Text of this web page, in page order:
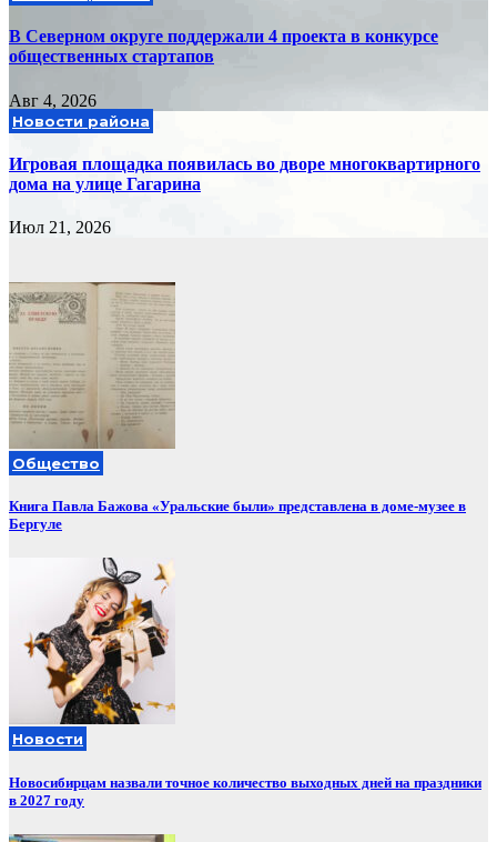
В Северном округе поддержали 4 проекта в конкурсе
общественных стартапов
Авг 4, 2026
Новости района
Игровая площадка появилась во дворе многоквартирного
дома на улице Гагарина
Июл 21, 2026
Общество
Книга Павла Бажова «Уральские были» представлена в доме-музее в
Бергуле
Новости
Новосибирцам назвали точное количество выходных дней на праздники
в 2027 году